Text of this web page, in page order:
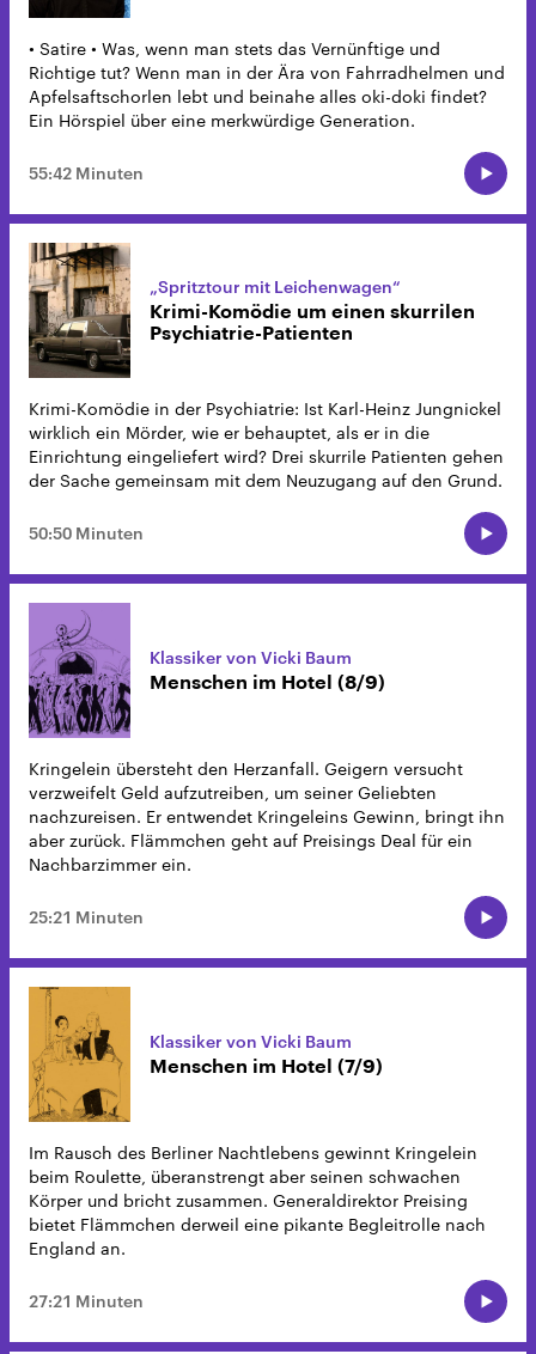
• Satire • Was, wenn man stets das Vernünftige und
Richtige tut? Wenn man in der Ära von Fahrradhelmen und
Apfelsaftschorlen lebt und beinahe alles oki-doki findet?
Ein Hörspiel über eine merkwürdige Generation.
55:42 Minuten
„Spritztour mit Leichenwagen“
Krimi-Komödie um einen skurrilen
Psychiatrie-Patienten
Krimi-Komödie in der Psychiatrie: Ist Karl-Heinz Jungnickel
wirklich ein Mörder, wie er behauptet, als er in die
Einrichtung eingeliefert wird? Drei skurrile Patienten gehen
der Sache gemeinsam mit dem Neuzugang auf den Grund.
50:50 Minuten
Klassiker von Vicki Baum
Menschen im Hotel (8/9)
Kringelein übersteht den Herzanfall. Geigern versucht
verzweifelt Geld aufzutreiben, um seiner Geliebten
nachzureisen. Er entwendet Kringeleins Gewinn, bringt ihn
aber zurück. Flämmchen geht auf Preisings Deal für ein
Nachbarzimmer ein.
25:21 Minuten
Klassiker von Vicki Baum
Menschen im Hotel (7/9)
Im Rausch des Berliner Nachtlebens gewinnt Kringelein
beim Roulette, überanstrengt aber seinen schwachen
Körper und bricht zusammen. Generaldirektor Preising
bietet Flämmchen derweil eine pikante Begleitrolle nach
England an.
27:21 Minuten